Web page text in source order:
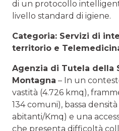
di un protocollo
livello standard di igiene.
Categoria: Servizi di
territorio e
Agenzia di Tutela della
Montagna – In un
vastità (4.726 kmq),
134 comuni), bassa
abitanti/Kmq) e una
che presenta difficoltà